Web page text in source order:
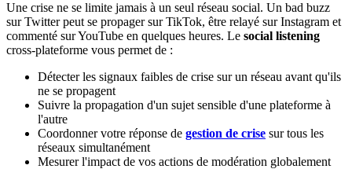
Une crise ne se limite jamais à un seul réseau social. Un bad buzz
sur Twitter peut se propager sur TikTok, être relayé sur Instagram et
commenté sur YouTube en quelques heures. Le social listening
cross-plateforme vous permet de :
Détecter les signaux faibles de crise sur un réseau avant qu'ils
ne se propagent
Suivre la propagation d'un sujet sensible d'une plateforme à
l'autre
Coordonner votre réponse de gestion de crise sur tous les
réseaux simultanément
Mesurer l'impact de vos actions de modération globalement